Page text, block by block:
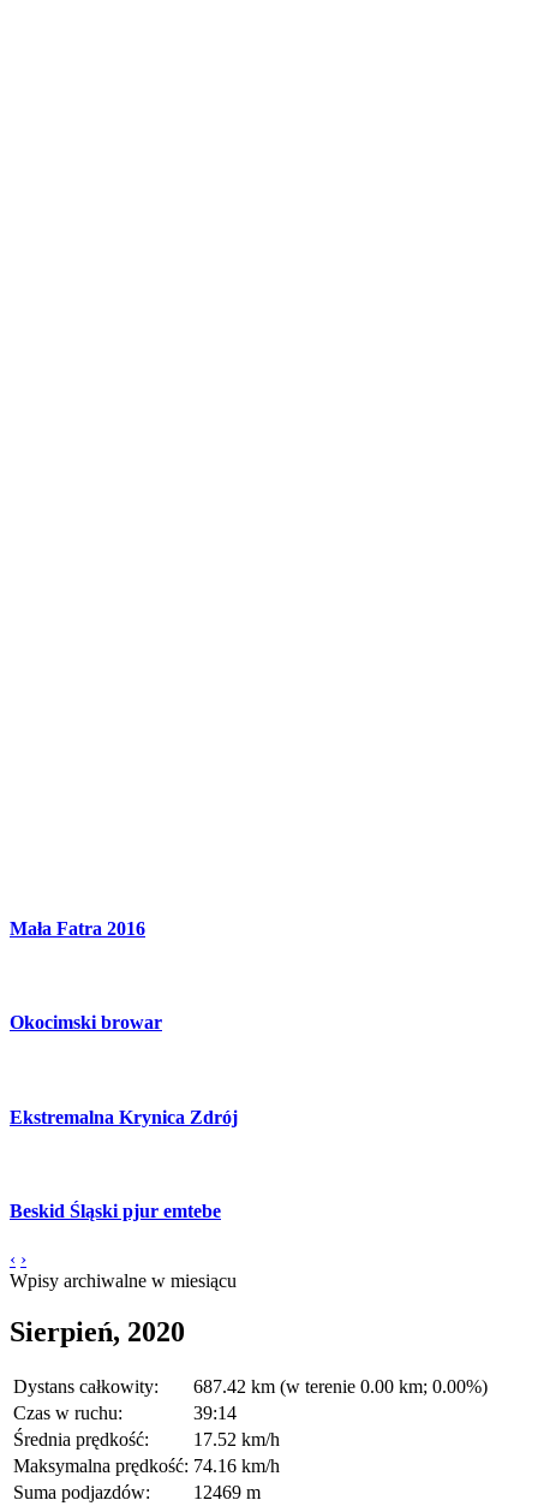
Mała Fatra 2016
Okocimski browar
Ekstremalna Krynica Zdrój
Beskid Śląski pjur emtebe
‹ ›
Wpisy archiwalne w miesiącu
Sierpień, 2020
Dystans całkowity:
687.42 km (w terenie 0.00 km; 0.00%)
Czas w ruchu:
39:14
Średnia prędkość:
17.52 km/h
Maksymalna prędkość: 74.16 km/h
Suma podjazdów:
12469 m